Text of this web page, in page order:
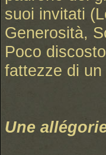
suoi invitati
Generosità,
Poco
fattezze di
Une